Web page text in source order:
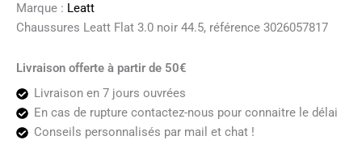
Marque : Leatt
Chaussures Leatt Flat 3.0 noir 44.5, référence 3026057817
Livraison offerte à partir de 50€
Livraison en 7 jours ouvrées
En cas de rupture contactez-nous pour connaitre le délai
Conseils personnalisés par mail et chat !